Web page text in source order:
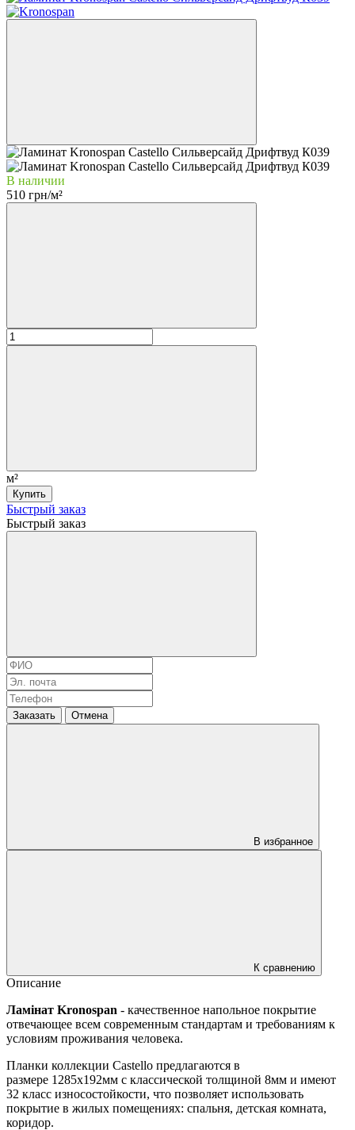
В наличии
510 грн/м²
м²
Купить
Быстрый заказ
Быстрый заказ
Заказать Отмена
В избранное
К сравнению
Описание
Ламінат Kronospan - качественное напольное покрытие
отвечающее всем современным стандартам и требованиям к
условиям проживания человека.
Планки коллекции Castello предлагаются в
размере 1285x192мм с классической толщиной 8мм и имеют
32 класс износостойкости, что позволяет использовать
покрытие в жилых помещениях: спальня, детская комната,
коридор.